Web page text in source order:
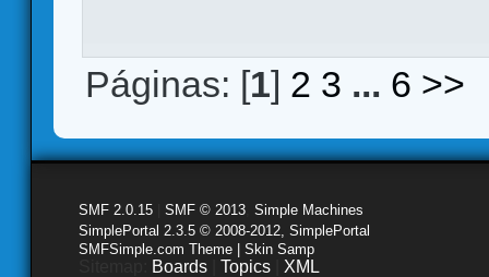
Páginas: [1] 2 3 ... 6 >>
SMF 2.0.15 SMF © 2013 Simple Machines
SimplePortal 2.3.5 © 2008-2012, SimplePortal
SMFSimple.com Theme | Skin Samp
Boards Topics XML